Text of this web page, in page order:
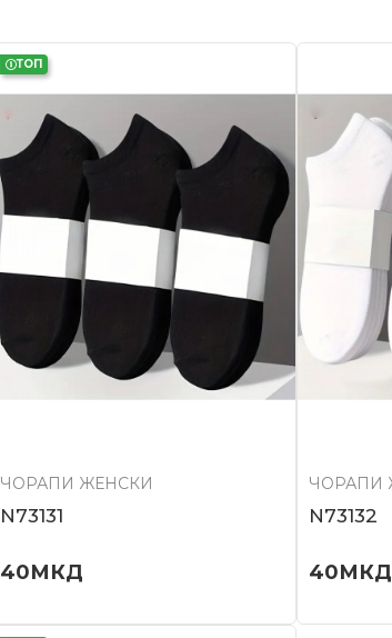
ТОП
ЧОРАПИ ЖЕНСКИ
N73131
40МКД
ЧОРАПИ
N73132
40МКД